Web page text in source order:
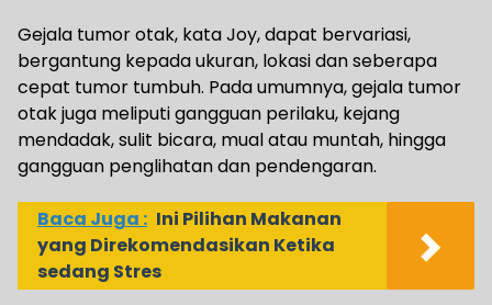
Gejala tumor otak, kata Joy, dapat bervariasi,
bergantung kepada ukuran, lokasi dan seberapa
cepat tumor tumbuh. Pada umumnya, gejala tumor
otak juga meliputi gangguan perilaku, kejang
mendadak, sulit bicara, mual atau muntah, hingga
gangguan penglihatan dan pendengaran.
Baca Juga : Ini Pilihan Makanan
yang Direkomendasikan Ketika
sedang Stres